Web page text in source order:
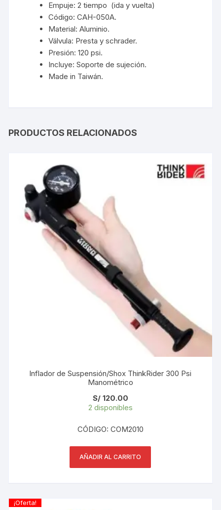
Empuje: 2 tiempo (ida y vuelta)
Código: CAH-050A.
Material: Aluminio.
Válvula: Presta y schrader.
Presión: 120 psi.
Incluye: Soporte de sujeción.
Made in Taiwán.
PRODUCTOS RELACIONADOS
Inflador de Suspensión/Shox ThinkRider 300 Psi
Manométrico
S/120.00
2 disponibles
CÓDIGO: COM2010
AÑADIR AL CARRITO
¡Oferta!